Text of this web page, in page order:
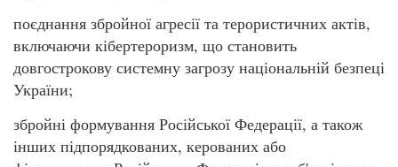
поєднання збройної агресії та терористичних актів,
включаючи кібертероризм, що становить
довгострокову системну загрозу національній безпеці
України;
збройні формування Російської Федерації, а також
інших підпорядкованих, керованих або